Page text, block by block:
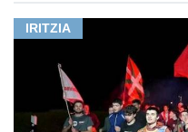
IRITZIA